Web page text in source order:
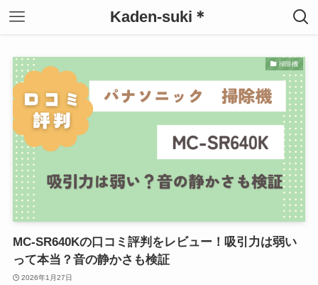
Kaden-suki＊
掃除機
MC-SR640Kの口コミ評判をレビュー！吸引力は弱い
って本当？音の静かさも検証
2026年1月27日